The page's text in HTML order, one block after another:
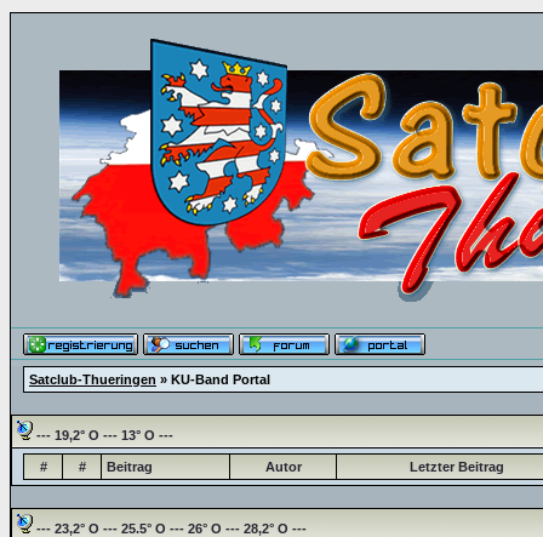
Satclub-Thueringen » KU-Band Portal
--- 19,2° O --- 13° O ---
# # Beitrag Autor Letzter Beitrag
--- 23,2° O --- 25.5° O --- 26° O --- 28,2° O ---